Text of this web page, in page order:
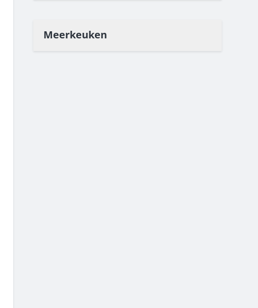
Meerkeuken